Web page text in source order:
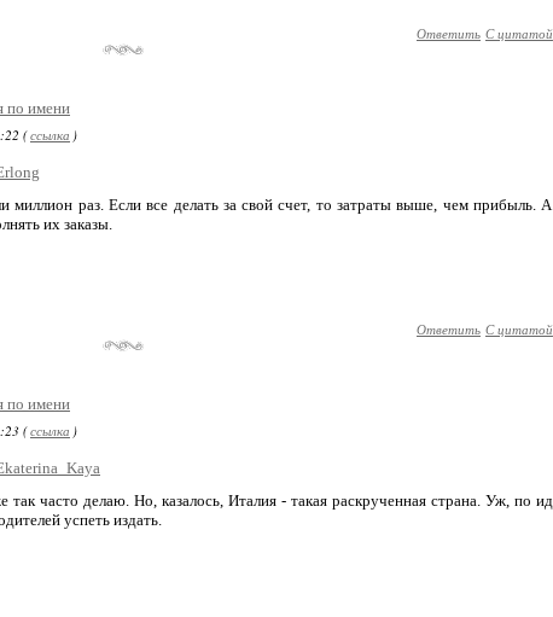
Ответить С цитатой
по имени
(ссылка )
миллион раз. Если все делать за свой счет, то затраты выше, чем прибыль.
их заказы.
Ответить С цитатой
по имени
(ссылка )
так часто делаю. Но, казалось, Италия - такая раскрученная страна. Уж, по
успеть издать.